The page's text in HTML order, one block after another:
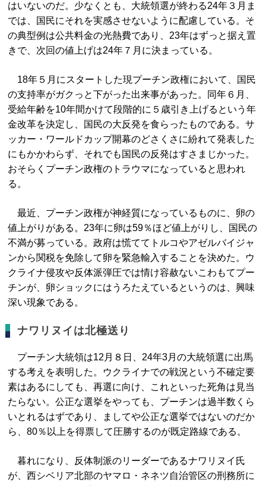
はいないのだ。少なくとも、大統領選が終わる24年３月ま
では、国民にそれを実感させないように配慮している。そ
の典型例は公共料金の光熱費であり、23年はずっと据え置
きで、次回の値上げは24年７月に決まっている。
18年５月にスタートした現プーチン政権において、国民
の支持率がガクっと下がった出来事があった。同年６月、
受給年齢を10年間かけて段階的に５歳引き上げるという年
金改革を決定し、国民の大反発を食らったものである。サ
ッカー・ワールドカップ開幕のどさくさに紛れて発表した
にもかかわらず、それでも国民の反発はすさまじかった。
おそらくプーチン政権のトラウマになっていると思われ
る。
最近、プーチン政権が神経質になっているものに、卵の
値上がりがある。23年に卵は59％ほど値上がりし、国民の
不満が募っている。政府は慌ててトルコやアゼルバイジャ
ンから関税を免除して卵を緊急輸入することを決めた。ウ
クライナ侵攻や反体派弾圧では情け容赦ないこわもてプー
チンが、卵ショックにはうろたえているというのは、興味
深い現象である。
ナワリヌイは北極送り
プーチン大統領は12月８日、24年3月の大統領選に出馬
する考えを表明した。ウクライナでの戦況という不確定要
素はあるにしても、再選に向け、これといった死角は見当
たらない。公正な選挙をやっても、プーチンは過半数くら
いとれるはずであり、ましてや公正な選挙ではないのだか
ら、80％以上を得票して圧勝するのが既定路線である。
暮れになり、反体制派のリーダーであるナワリヌイ氏
が、西シベリア北部のヤマロ・ネネツ自治管区の刑務所に